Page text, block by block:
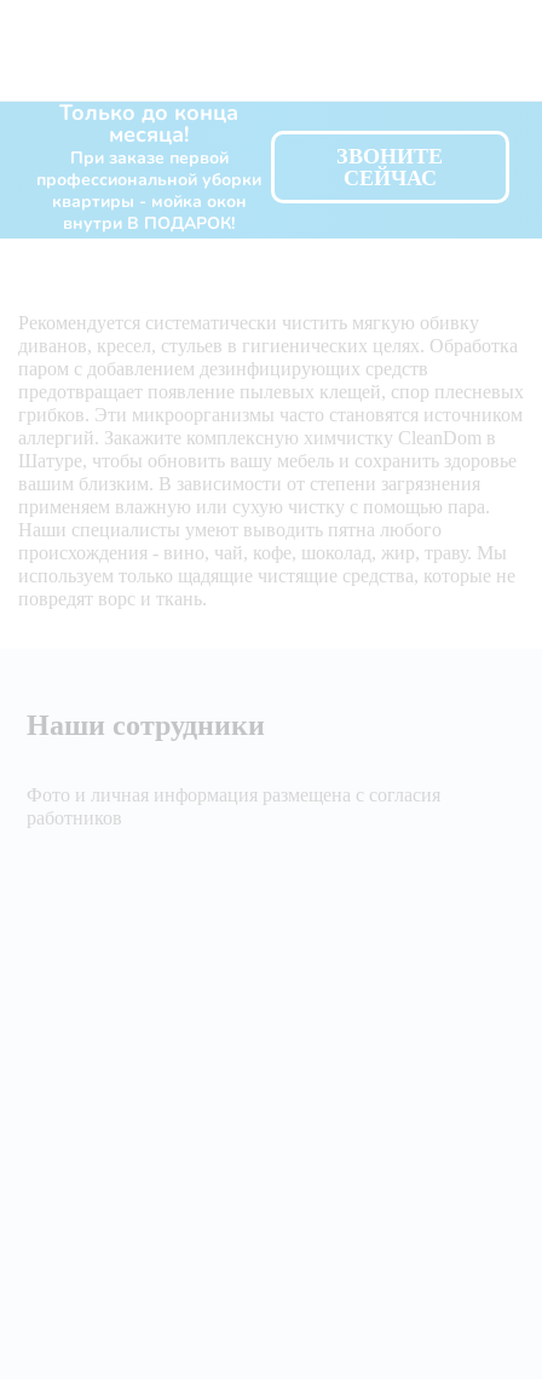
Только до конца
месяца!
При заказе первой
профессиональной уборки
квартиры - мойка окон
внутри В ПОДАРОК!
ЗВОНИТЕ
СЕЙЧАС
Рекомендуется систематически чистить мягкую обивку
диванов, кресел, стульев в гигиенических целях. Обработка
паром с добавлением дезинфицирующих средств
предотвращает появление пылевых клещей, спор плесневых
грибков. Эти микроорганизмы часто становятся источником
аллергий. Закажите комплексную химчистку CleanDom в
Шатуре, чтобы обновить вашу мебель и сохранить здоровье
вашим близким. В зависимости от степени загрязнения
применяем влажную или сухую чистку с помощью пара.
Наши специалисты умеют выводить пятна любого
происхождения - вино, чай, кофе, шоколад, жир, траву. Мы
используем только щадящие чистящие средства, которые не
повредят ворс и ткань.
Наши сотрудники
Фото и личная информация размещена с согласия
работников